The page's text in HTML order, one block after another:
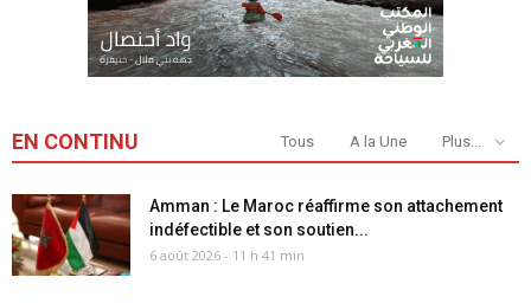
EN CONTINU Tous A la Une Plus...
Amman : Le Maroc réaffirme son attachement
indéfectible et son soutien...
6 août 2026 - 11 h 41 min